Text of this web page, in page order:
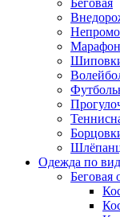
Беговая
Одежда по
Беговая